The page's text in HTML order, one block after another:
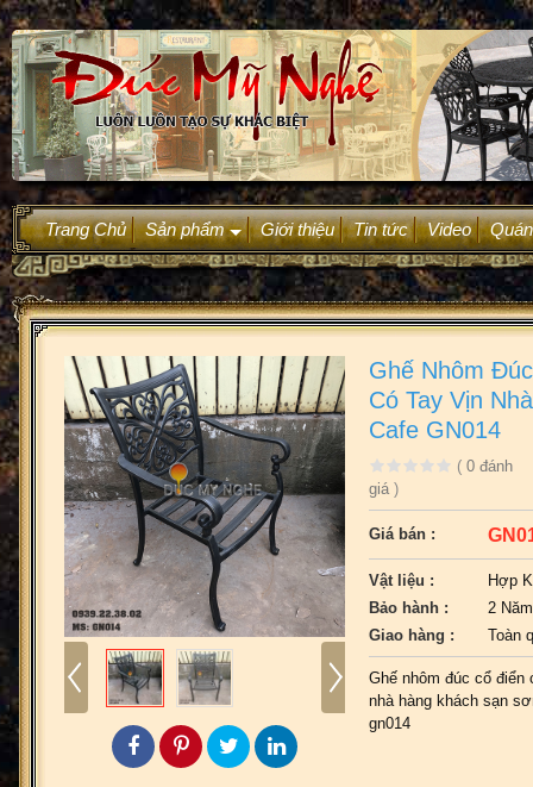
Trang Chủ
+
Sản phẩm Giới thiệu Tin tức Video
Ghế Nhôm
Có Tay Vịn
Cafe GN014
( 0 đánh
giá )
Giá bán :
Vật liệu :
Hợp
Bảo hành :
2 Năm
Giao hàng :
Toàn
Ghế nhôm đúc cổ
nhà hàng khách sạn
gn014